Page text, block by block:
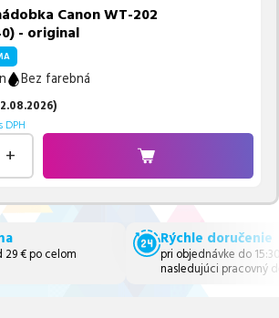
to najlepšie riešenie.
Canon WT-202
- original
Bez farebná
)
s DPH
+
29 € po celom
Rýchle doručenie
pri objednávke do
nasledujúci pracovný